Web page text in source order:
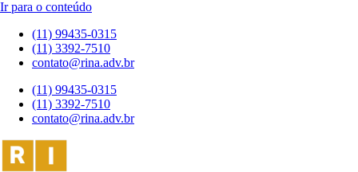
Ir para o conteúdo
(11) 99435-0315
(11) 3392-7510
contato@rina.adv.br
(11) 99435-0315
(11) 3392-7510
contato@rina.adv.br